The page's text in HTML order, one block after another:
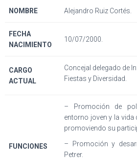
NOMBRE Alejandro Ruiz Cortés.
FECHA
NACIMIENTO
10/07/2000.
CARGO
ACTUAL
Concejal delegado de
Fiestas y Diversidad.
FUNCIONES
– Promoción de
entorno joven y la vida
promoviendo su
– Promoción y
Petrer.